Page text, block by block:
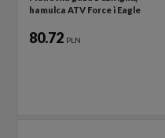
hamulca ATV Force i Eagle
80.72 PLN